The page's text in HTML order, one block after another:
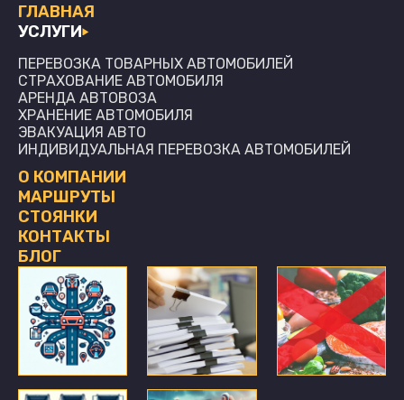
ГЛАВНАЯ
УСЛУГИ
ПЕРЕВОЗКА ТОВАРНЫХ АВТОМОБИЛЕЙ
СТРАХОВАНИЕ АВТОМОБИЛЯ
АРЕНДА АВТОВОЗА
ХРАНЕНИЕ АВТОМОБИЛЯ
ЭВАКУАЦИЯ АВТО
ИНДИВИДУАЛЬНАЯ ПЕРЕВОЗКА АВТОМОБИЛЕЙ
О КОМПАНИИ
МАРШРУТЫ
СТОЯНКИ
КОНТАКТЫ
БЛОГ